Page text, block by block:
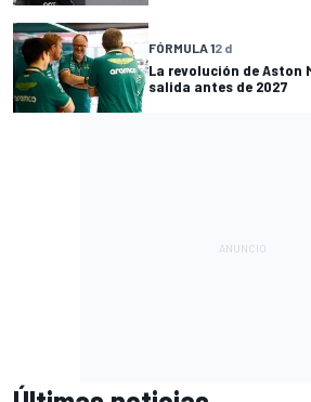
FÓRMULA 12 d
La revolución de Aston
salida antes de 2027